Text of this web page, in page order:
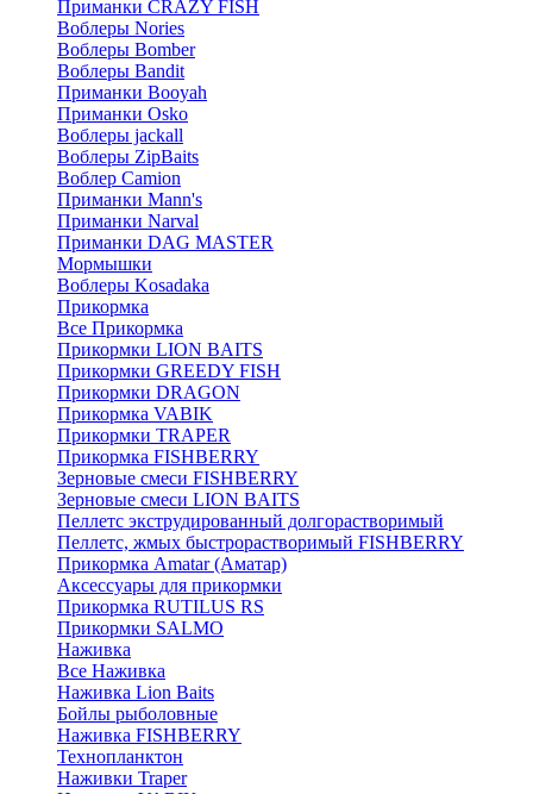
Приманки CRAZY FISH
Воблеры Nories
Воблеры Bomber
Воблеры Bandit
Приманки Booyah
Приманки Osko
Воблеры jackall
Воблеры ZipBaits
Воблер Camion
Приманки Mann's
Приманки Narval
Приманки DAG MASTER
Мормышки
Воблеры Kosadaka
Прикормка
Все Прикормка
Прикормки LION BAITS
Прикормки GREEDY FISH
Прикормки DRAGON
Прикормка VABIK
Прикормки TRAPER
Прикормка FISHBERRY
Зерновые смеси FISHBERRY
Зерновые смеси LION BAITS
Пеллетс экструдированный долгорастворимый
Пеллетс, жмых быстрорастворимый FISHBERRY
Прикормка Amatar (Аматар)
Аксессуары для прикормки
Прикормка RUTILUS RS
Прикормки SALMO
Наживка
Все Наживка
Наживка Lion Baits
Бойлы рыболовные
Наживка FISHBERRY
Технопланктон
Наживки Traper